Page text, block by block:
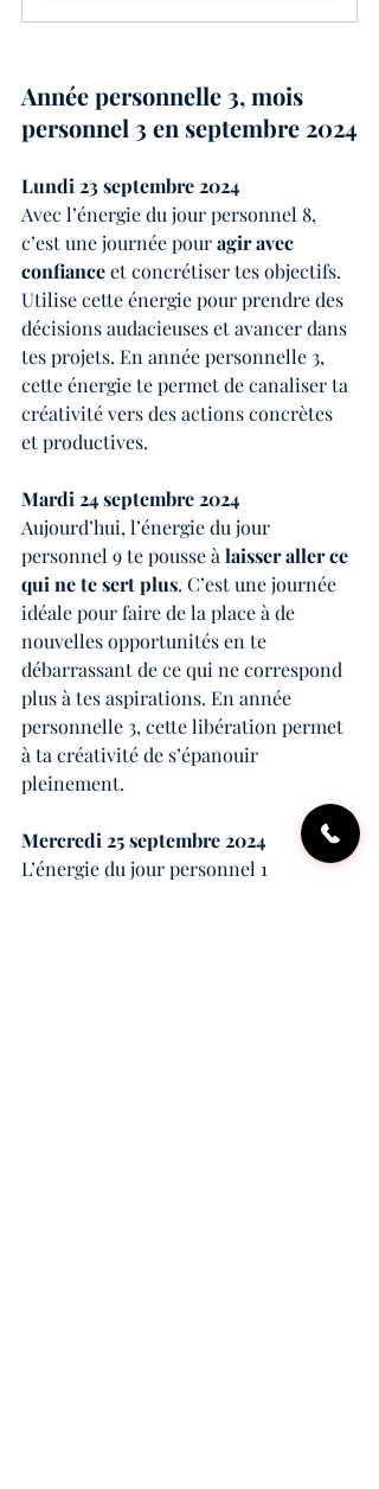
Année personnelle 3, mois
personnel 3 en septembre 2024
Lundi 23 septembre 2024
Avec l’énergie du jour personnel 8,
c’est une journée pour agir avec
confiance et concrétiser tes objectifs.
Utilise cette énergie pour prendre des
décisions audacieuses et avancer dans
tes projets. En année personnelle 3,
cette énergie te permet de canaliser ta
créativité vers des actions concrètes
et productives.
Mardi 24 septembre 2024
Aujourd’hui, l’énergie du jour
personnel 9 te pousse à laisser aller ce
qui ne te sert plus. C’est une journée
idéale pour faire de la place à de
nouvelles opportunités en te
débarrassant de ce qui ne correspond
plus à tes aspirations. En année
personnelle 3, cette libération permet
à ta créativité de s’épanouir
pleinement.
Mercredi 25 septembre 2024
L’énergie du jour personnel 1